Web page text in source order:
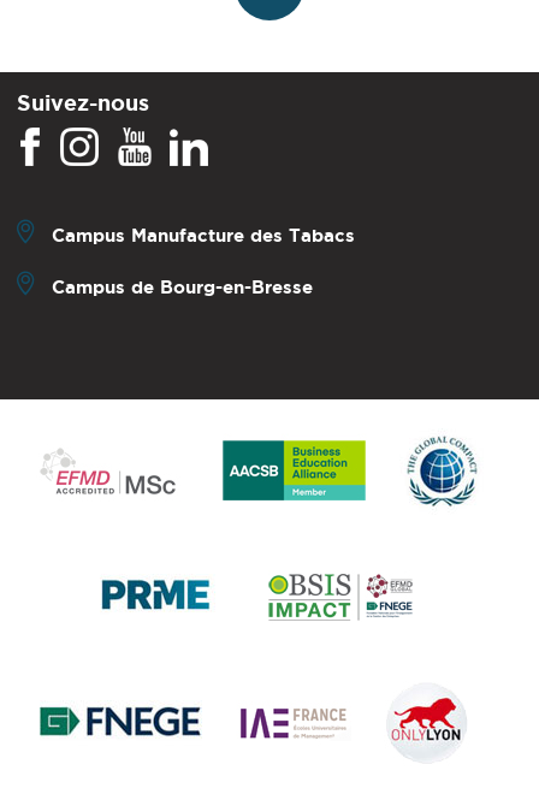
Suivez-nous
Campus Manufacture des Tabacs
Campus de Bourg-en-Bresse